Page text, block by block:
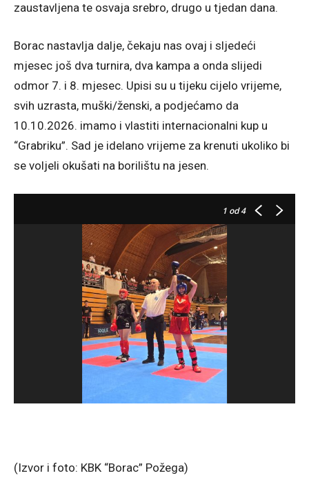
zaustavljena te osvaja srebro, drugo u tjedan dana.
Borac nastavlja dalje, čekaju nas ovaj i sljedeći
mjesec još dva turnira, dva kampa a onda slijedi
odmor 7. i 8. mjesec. Upisi su u tijeku cijelo vrijeme,
svih uzrasta, muški/ženski, a podjećamo da
10.10.2026. imamo i vlastiti internacionalni kup u
“Grabriku”. Sad je idelano vrijeme za krenuti ukoliko bi
se voljeli okušati na borilištu na jesen.
1 od 4
(Izvor i foto: KBK “Borac” Požega)